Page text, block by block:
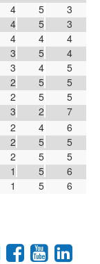
4 5
3
4 5
3
4 4
4
3 5
4
3 4
5
2 5
5
2 5
5
3 2
7
2 4
6
2 5
5
2 5
5
1 5
6
1 5
6